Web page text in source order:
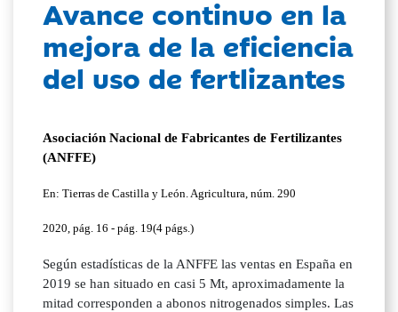
Avance continuo en la
mejora de la eficiencia
del uso de fertlizantes
Asociación Nacional de Fabricantes de Fertilizantes
(ANFFE)
En: Tierras de Castilla y León. Agricultura, núm. 290
2020, pág. 16 - pág. 19(4 págs.)
Según estadísticas de la ANFFE las ventas en España en
2019 se han situado en casi 5 Mt, aproximadamente la
mitad corresponden a abonos nitrogenados simples. Las